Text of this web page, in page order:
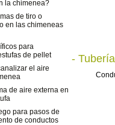
la chimenea?
de tiro o
en las chimeneas
para
de pellet
el aire
de aire externa en
para pasos de
de conductos
-